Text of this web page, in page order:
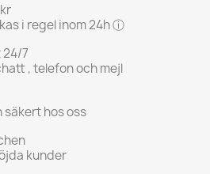
i regel inom 24h ⓘ
7
, telefon och mejl
hos oss
kunder